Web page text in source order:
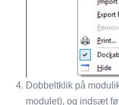
Dobbeltklik på
modulet), og indsæt